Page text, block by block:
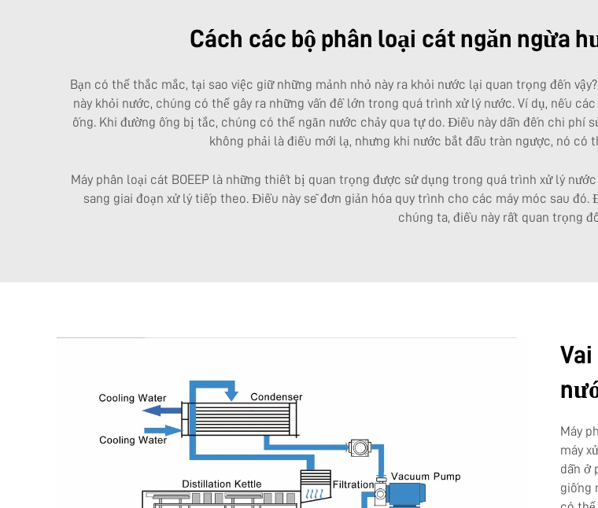
Cách các bộ phân loại cát ngăn ngừa
Bạn có thể thắc mắc, tại sao việc giữ những mảnh nhỏ này ra khỏi nước lại quan trọng đến
này khỏi nước, chúng có thể gây ra những vấn đề lớn trong quá trình xử lý nước. Ví dụ, nếu
ống. Khi đường ống bị tắc, chúng có thể ngăn nước chảy qua tự do. Điều này dẫn đến chi phí
không phải là điều mới lạ, nhưng khi nước bắt đầu tràn ngược, nó có
Máy phân loại cát BOEEP là những thiết bị quan trọng được sử dụng trong quá trình xử lý
sang giai đoạn xử lý tiếp theo. Điều này sẽ đơn giản hóa quy trình cho các máy móc sau
chúng ta, điều này rất quan trọng
Máy
máy
dẫn ở
giống